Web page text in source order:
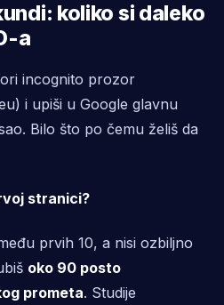
koliko si daleko
a
incognito prozor
i upiši u Google glavnu
Bilo što po čemu želiš da
stranici?
prvih 10, a nisi ozbiljno
oko 90 posto
prometa. Studije